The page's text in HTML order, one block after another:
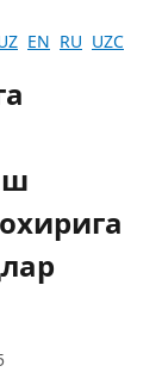
EN RU UZC